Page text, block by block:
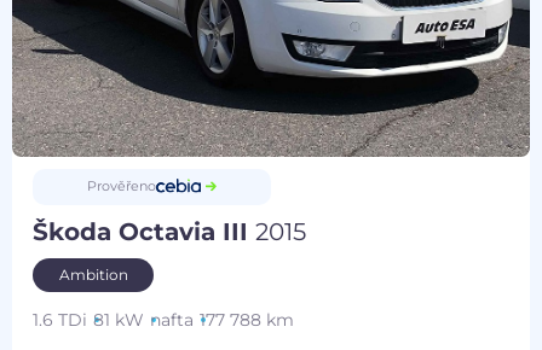
Prověřeno
Škoda Octavia III2015
Ambition
1.6 TDi 81 kW nafta 177 788 km